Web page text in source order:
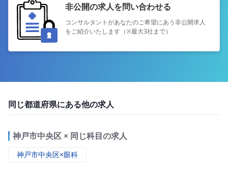
非公開の求人を問い合わせる
コンサルタントがあなたのご希望にあう非公開求人
をご紹介いたします（※最大3社まで）
同じ都道府県にある他の求人
神戸市中央区 × 同じ科目の求人
神戸市中央区×眼科